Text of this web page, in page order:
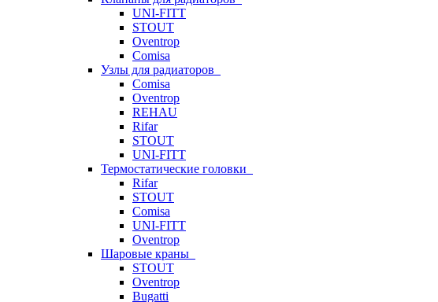
UNI-FITT
STOUT
Oventrop
Comisa
Узлы для радиаторов
Comisa
Oventrop
REHAU
Rifar
STOUT
UNI-FITT
Термостатические головки
Rifar
STOUT
Comisa
UNI-FITT
Oventrop
Шаровые краны
STOUT
Oventrop
Bugatti